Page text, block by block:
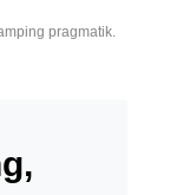
pragmatik.